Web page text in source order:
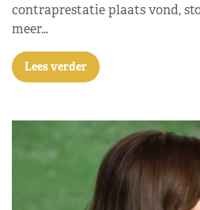
contraprestatie plaats vond,
meer…
Lees verder